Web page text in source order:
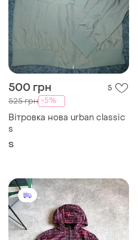
500 грн 5
525 грн -5%
Вітровка нова urban classic
s
S